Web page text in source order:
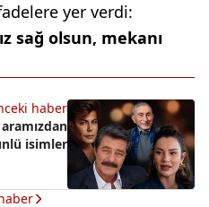
yer verdi:
sağ olsun, mekanı
haber
aramızdan
isimler